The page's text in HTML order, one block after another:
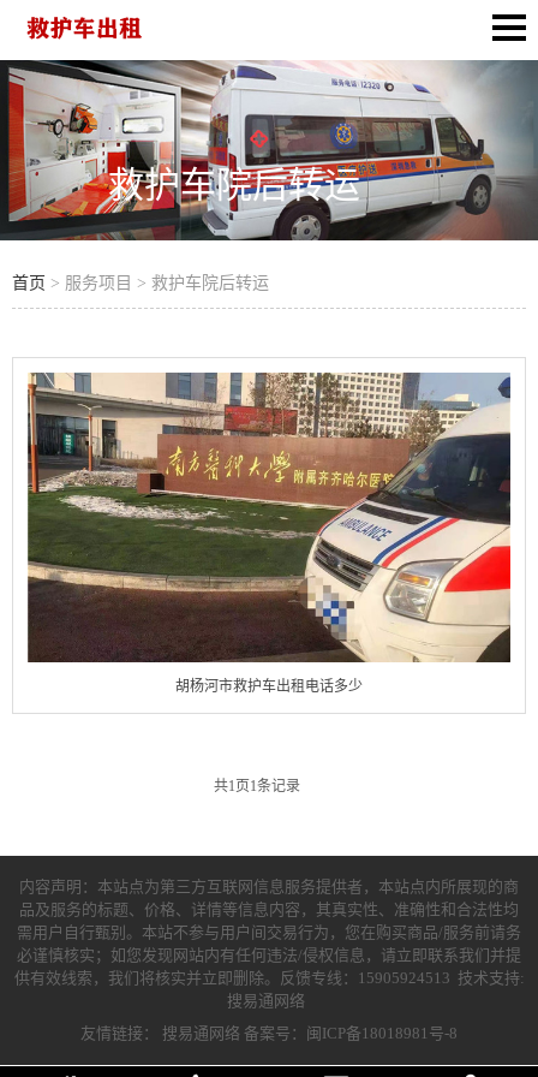
救护车院后转运
首页 > 服务项目 > 救护车院后转运
胡杨河市救护车出租电话多少
共1 页1条记录
内容声明：本站点为第三方互联网信息服务提供者，本站点内所展现的商
品及服务的标题、价格、详情等信息内容，其真实性、准确性和合法性均
需用户自行甄别。本站不参与用户间交易行为，您在购买商品/服务前请务
必谨慎核实；如您发现网站内有任何违法/侵权信息，请立即联系我们并提
供有效线索，我们将核实并立即删除。反馈专线：15905924513 技术支持:
搜易通网络
友情链接： 搜易通网络 备案号：闽ICP备18018981号-8